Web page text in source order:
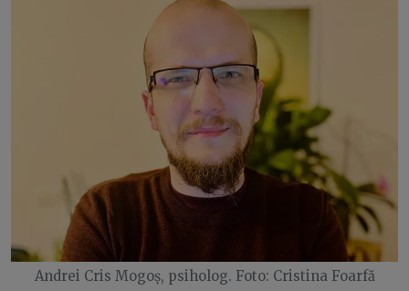
Andrei Cris Mogoș, psiholog. Foto: Cristina Foarfă